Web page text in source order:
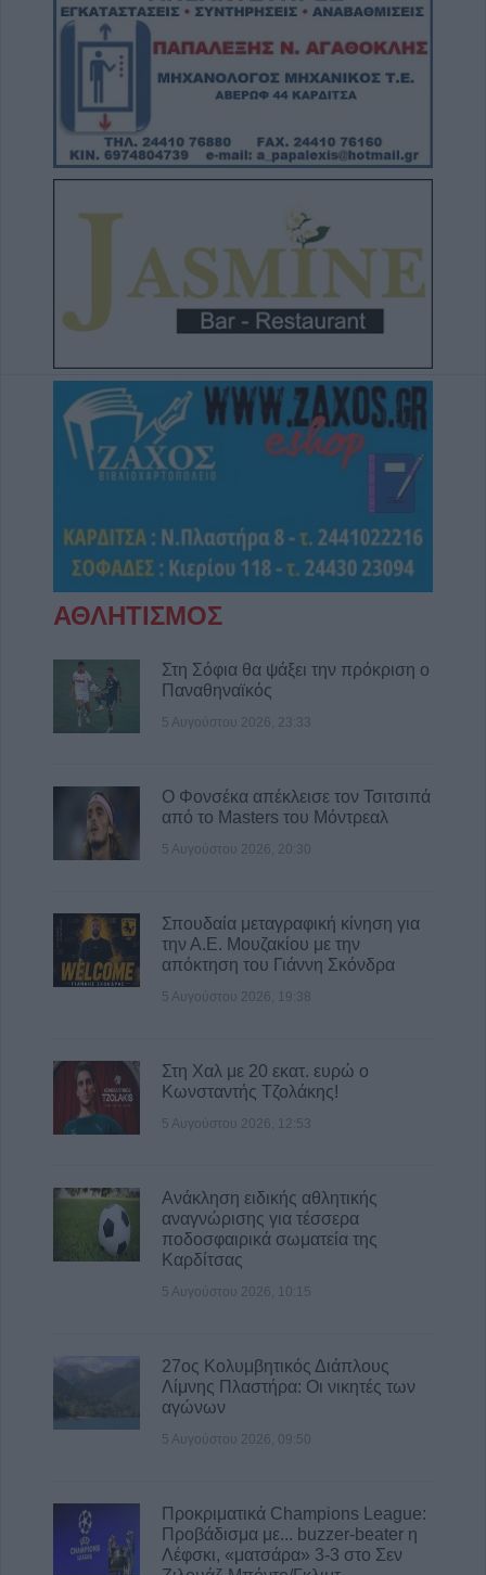
Το Σάββατο 8 Αυγούστου το 40ήμερο
μνημόσυνο του Δημήτριου Παππά
5 Αυγούστου 2026, 20:15
Η Ε.Ο.Α.Σ.Κ. καταδικάζει τη σύλληψη του
προέδρου του Εργατικού Κέντρου Λάρισας
5 Αυγούστου 2026, 19:42
Μουζακίου με την απόκτηση του Γιάννη
5 Αυγούστου 2026, 19:38
Τρεις συλλήψεις για εμπρησμούς από
αμέλεια σε Τρίκαλα, Αττική και Πρέβεζα
Άμεση κρατική αρωγή και στήριξη των
πληγέντων - Το σχέδιο αποκατάστασης των
περιοχών που επλήγησαν από τις
πυρκαγιές
Μικροσκοπικές δίνες ανακαλύφθηκαν για
πρώτη φορά στην επιφάνεια του Ήλιου
Επίσκεψη του Υπουργού Υγείας Άδωνι
Σοφάδων(+Φωτο +Βίντεο)
5 Αυγούστου 2026, 16:58
Επιτροπή Ανταγωνισμού: Αναρτήθηκαν τα
προσωπικού
5 Αυγούστου 2026, 16:02
γλυκισμάτων
5 Αυγούστου 2026, 15:48
Τάσος Τσιαπλές: Μεγάλες οι ευθύνες
κυβέρνησης και περιφέρειας Θεσσαλίας, για
ΑΘΛΗΤΙΣΜΟΣ
Στη Σόφια θα ψάξει την πρόκριση ο
Παναθηναϊκός
5 Αυγούστου 2026, 23:33
Ο Φονσέκα απέκλεισε τον Τσιτσιπά
από το Masters του Μόντρεαλ
5 Αυγούστου 2026, 20:30
Σπουδαία μεταγραφική κίνηση για
την Α.Ε. Μουζακίου με την
απόκτηση του Γιάννη Σκόνδρα
5 Αυγούστου 2026, 19:38
Στη Χαλ με 20 εκατ. ευρώ ο
Κωνσταντής Τζολάκης!
5 Αυγούστου 2026, 12:53
Ανάκληση ειδικής αθλητικής
αναγνώρισης για τέσσερα
ποδοσφαιρικά σωματεία της
Καρδίτσας
5 Αυγούστου 2026, 10:15
27ος Κολυμβητικός Διάπλους
Λίμνης Πλαστήρα: Οι νικητές των
αγώνων
5 Αυγούστου 2026, 09:50
Προκριματικά Champions League:
Προβάδισμα με... buzzer-beater η
Λέφσκι, «ματσάρα» 3-3 στο Σεν